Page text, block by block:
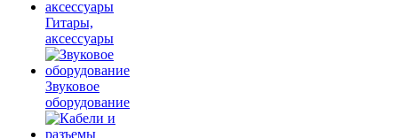
Гитары,
аксессуары
Звуковое
оборудование